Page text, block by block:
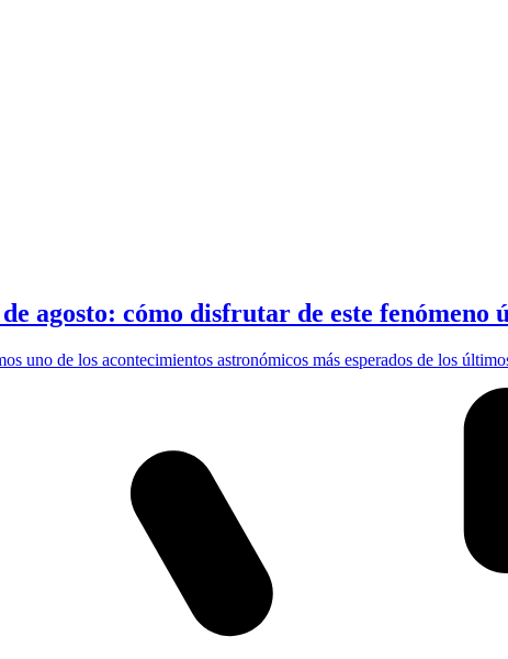
agosto: cómo disfrutar de este fenómeno
uno de los acontecimientos astronómicos más esperados de los